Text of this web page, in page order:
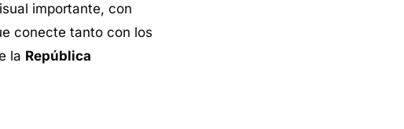
importante, con
conecte tanto con los
la República